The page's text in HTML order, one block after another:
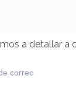
a detallar a
correo